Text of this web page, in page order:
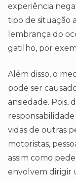
experiência
tipo de situação
lembrança do
gatilho, por
Além disso, o
pode ser
ansiedade. Pois,
vidas de outras
motoristas,
assim como
envolvem dirigir